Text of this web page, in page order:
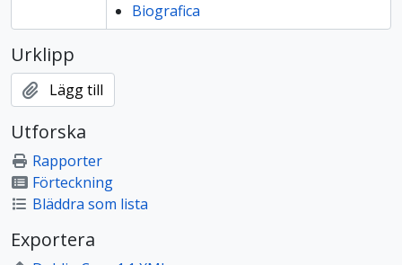
Biografica
Urklipp
Lägg till
Utforska
Rapporter
Förteckning
Bläddra som lista
Exportera